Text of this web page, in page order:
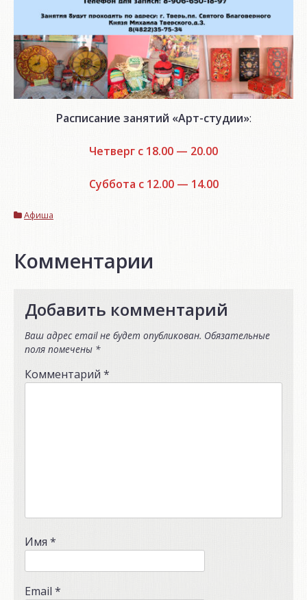
Расписание занятий «Арт-студии»:
Четверг с 18.00 — 20.00
Суббота с 12.00 — 14.00
Афиша
Комментарии
Добавить комментарий
Ваш адрес email не будет опубликован. Обязательные
поля помечены *
Комментарий *
Имя *
Email *